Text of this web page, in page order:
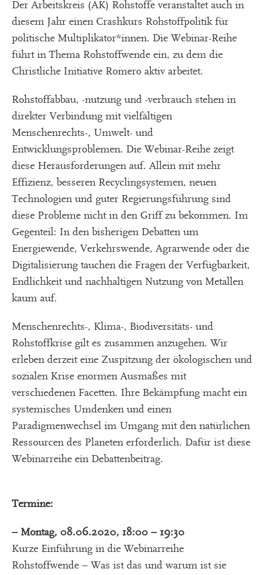
Der Arbeitskreis (AK) Rohstoffe veranstaltet auch in
diesem Jahr einen Crashkurs Rohstoffpolitik für
politische Multiplikator*innen. Die Webinar-Reihe
führt in Thema Rohstoffwende ein, zu dem die
Christliche Initiative Romero aktiv arbeitet.
Rohstoffabbau, -nutzung und -verbrauch stehen in
direkter Verbindung mit vielfältigen
Menschenrechts-, Umwelt- und
Entwicklungsproblemen. Die Webinar-Reihe zeigt
diese Herausforderungen auf. Allein mit mehr
Effizienz, besseren Recyclingsystemen, neuen
Technologien und guter Regierungsführung sind
diese Probleme nicht in den Griff zu bekommen. Im
Gegenteil: In den bisherigen Debatten um
Energiewende, Verkehrswende, Agrarwende oder die
Digitalisierung tauchen die Fragen der Verfügbarkeit,
Endlichkeit und nachhaltigen Nutzung von Metallen
kaum auf.
Menschenrechts-, Klima-, Biodiversitäts- und
Rohstoffkrise gilt es zusammen anzugehen. Wir
erleben derzeit eine Zuspitzung der ökologischen und
sozialen Krise enormen Ausmaßes mit
verschiedenen Facetten. Ihre Bekämpfung macht ein
systemisches Umdenken und einen
Paradigmenwechsel im Umgang mit den natürlichen
Ressourcen des Planeten erforderlich. Dafür ist diese
Webinarreihe ein Debattenbeitrag.
Termine:
– Montag, 08.06.2020, 18:00 – 19:30
Kurze Einführung in die Webinarreihe
Rohstoffwende – Was ist das und warum ist sie